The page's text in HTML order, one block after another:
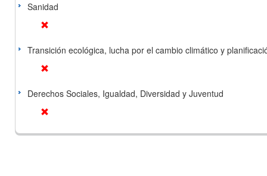
Sanidad
Transición ecológica, lucha por el cambio climático y
Derechos Sociales, Igualdad, Diversidad y Juventud